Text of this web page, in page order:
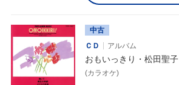
中古
ＣＤ
アルバム
おもいっきり・松田聖子
(カラオケ)